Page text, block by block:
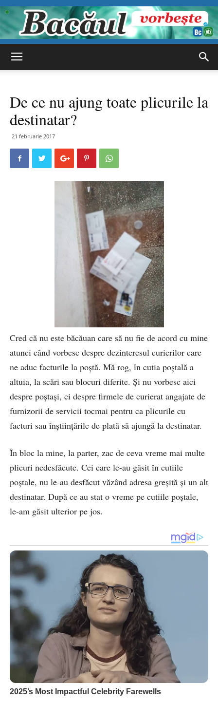
vorbește
De ce nu ajung toate plicurile la
destinatar?
21 februarie 2017
Cred că nu este băcăuan care să nu fie de acord cu mine
atunci când vorbesc despre dezinteresul curierilor care
ne aduc facturile la poştă. Mă rog, în cutia poştală a
altuia, la scări sau blocuri diferite. Şi nu vorbesc aici
despre poştaşi, ci despre firmele de curierat angajate de
furnizorii de servicii tocmai pentru ca plicurile cu
facturi sau înştiinţările de plată să ajungă la destinatar.
În bloc la mine, la parter, zac de ceva vreme mai multe
plicuri nedesfăcute. Cei care le-au găsit în cutiile
poştale, nu le-au desfăcut văzând adresa greşită şi un alt
destinatar. După ce au stat o vreme pe cutiile poştale,
le-am găsit ulterior pe jos.